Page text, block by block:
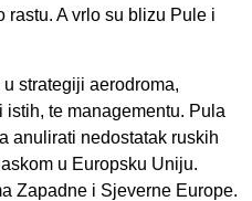
A vrlo su blizu Pule i
strategiji aerodroma,
te managementu. Pula
anulirati nedostatak ruskih
u Europsku Uniju.
Zapadne i Sjeverne Europe.